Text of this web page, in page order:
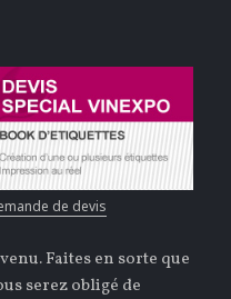
de devis
Faites en sorte que
serez obligé de